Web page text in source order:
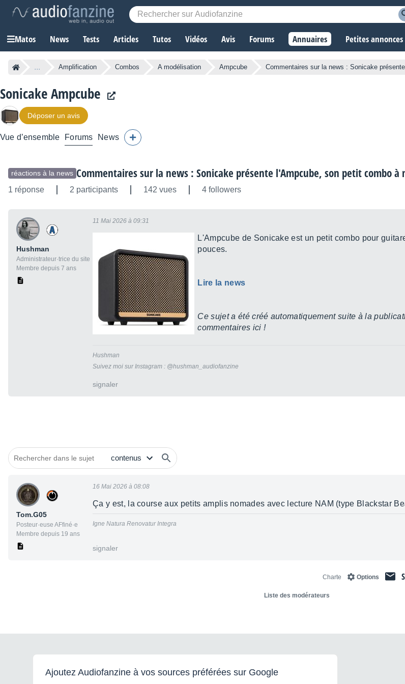
Matos News Tests Articles Tutos Vidéos Avis Forums Annuaires Petites annonces
... Amplification Combos A modélisation Ampcube Commentaires sur la news : Sonicake
Sonicake Ampcube
Déposer un avis
Vue d’ensemble Forums News
réactions à la news Commentaires sur la news : Sonicake présente l'Ampcube, son petit combo à
1 réponse 2 participants 142 vues 4 followers
Hushman
Administrateur·trice du site
Membre depuis 7 ans
11 Mai 2026 à 09:31
L'Ampcube de Sonicake est un petit combo pour
pouces.
Lire la news
Ce sujet a été créé automatiquement suite à la
commentaires ici !
Hushman
Suivez moi sur Instagram : @hushman_audiofanzine
signaler
Tom.G05
Posteur·euse AFfiné·e
Membre depuis 19 ans
16 Mai 2026 à 08:08
Ça y est, la course aux petits amplis nomades avec lecture NAM (type Blackstar
Igne Natura Renovatur Integra
signaler
Options
Charte
Liste des modérateurs
Ajoutez Audiofanzine à vos sources préférées sur Google